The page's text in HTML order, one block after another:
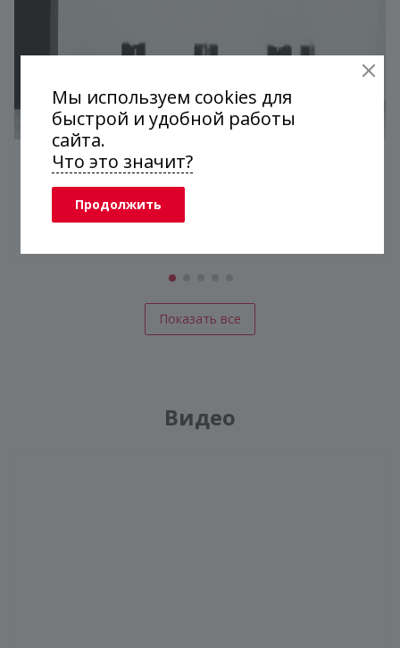
Дверь-гармошка из матового стекла
Показать все
Видео
Мы используем cookies для
быстрой и удобной работы
сайта.
Что это значит?
Продолжить